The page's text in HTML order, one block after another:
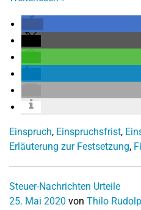
Einspruch, Einspruchsfrist,
Erläuterung zur Festsetzung,
Steuer-Nachrichten Urteile
25. Mai 2020 von Thilo